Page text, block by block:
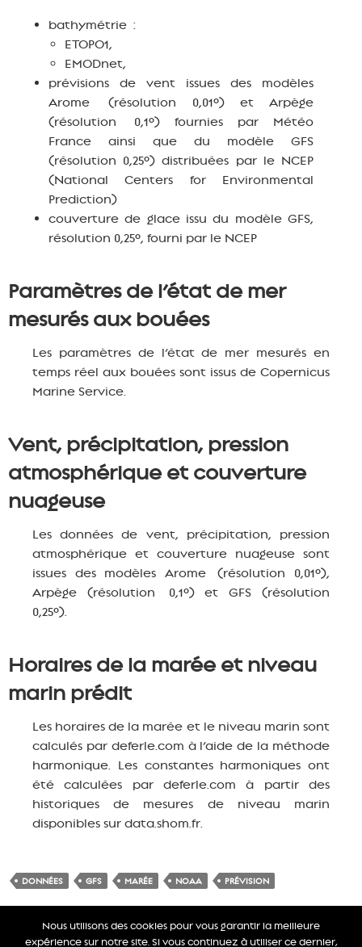
bathymétrie :
ETOPO1,
EMODnet,
prévisions de vent issues des modèles
Arome (résolution 0,01°) et Arpège
(résolution 0,1°) fournies par Météo
France ainsi que du modèle GFS
(résolution 0,25°) distribuées par le NCEP
(National Centers for Environmental
Prediction)
couverture de glace issu du modèle GFS,
résolution 0,25°, fourni par le NCEP
Paramètres de l’état de mer
mesurés aux bouées
Les paramètres de l’état de mer mesurés en
temps réel aux bouées sont issus de Copernicus
Marine Service.
Vent, précipitation, pression
atmosphérique et couverture
nuageuse
Les données de vent, précipitation, pression
atmosphérique et couverture nuageuse sont
issues des modèles Arome (résolution 0,01°),
Arpège (résolution 0,1°) et GFS (résolution
0,25°).
Horaires de la marée et niveau
marin prédit
Les horaires de la marée et le niveau marin sont
calculés par deferle.com à l’aide de la méthode
harmonique. Les constantes harmoniques ont
été calculées par deferle.com à partir des
historiques de mesures de niveau marin
disponibles sur data.shom.fr.
DONNÉES GFS MARÉE NOAA PRÉVISION
Nous utilisons des cookies pour vous garantir la meilleure
expérience sur notre site. Si vous continuez à utiliser ce dernier,